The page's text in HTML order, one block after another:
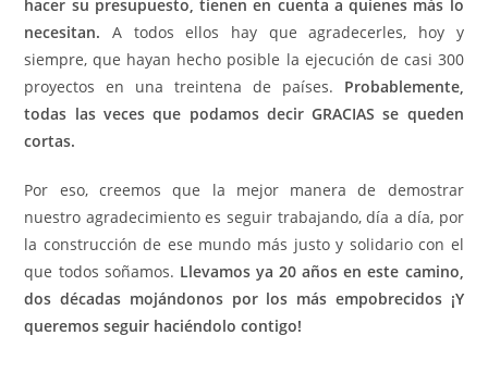
hacer su presupuesto, tienen en cuenta a quienes más lo
necesitan. A todos ellos hay que agradecerles, hoy y
siempre, que hayan hecho posible la ejecución de casi 300
proyectos en una treintena de países. Probablemente,
todas las veces que podamos decir GRACIAS se queden
cortas.
Por eso, creemos que la mejor manera de demostrar
nuestro agradecimiento es seguir trabajando, día a día, por
la construcción de ese mundo más justo y solidario con el
que todos soñamos. Llevamos ya 20 años en este camino,
dos décadas mojándonos por los más empobrecidos ¡Y
queremos seguir haciéndolo contigo!